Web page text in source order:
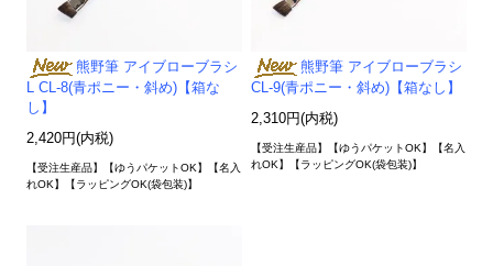
熊野筆 アイブローブラシ
L CL-8(青ポニー・斜め)【箱な
し】
2,420円(内税)
【受注生産品】【ゆうパケットOK】【名入
れOK】【ラッピングOK(袋包装)】
熊野筆 アイブローブラシ
CL-9(青ポニー・斜め)【箱なし】
2,310円(内税)
【受注生産品】【ゆうパケットOK】【名入
れOK】【ラッピングOK(袋包装)】